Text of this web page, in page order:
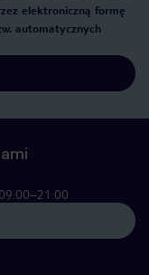
elektroniczną formę
automatycznych